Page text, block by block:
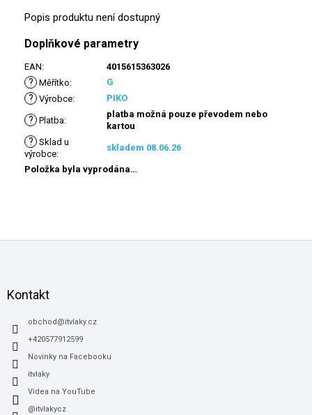
Popis produktu není dostupný
Doplňkové parametry
EAN: 4015615363026
? Měřítko: G
? Výrobce: PIKO
? Platba:
platba možná pouze převodem nebo
kartou
? Sklad u
výrobce:
skladem 08.06.26
Položka byla vyprodána…
Kontakt
obchod @itvlaky.cz
+420577912599
Novinky na Facebooku
itvlaky
Videa na YouTube
@itvlakycz